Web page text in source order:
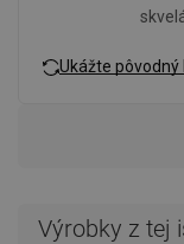
Ukážte
Výrobky z tej